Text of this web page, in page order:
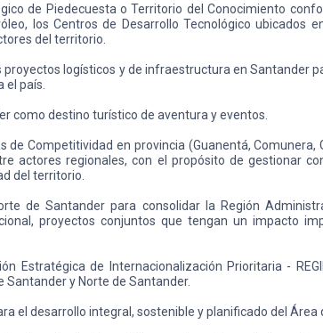
de Piedecuesta o Territorio del Conocimiento
los Centros de Desarrollo Tecnológico ubicados
del territorio.
proyectos logísticos y de infraestructura en Santander
país.
como destino turístico de aventura y eventos.
Competitividad en provincia (Guanentá, Comunera,
actores regionales, con el propósito de gestionar
del territorio.
de Santander para consolidar la Región
proyectos conjuntos que tengan un impacto
Estratégica de Internacionalización Prioritaria -
y Norte de Santander.
el desarrollo integral, sostenible y planificado del Área